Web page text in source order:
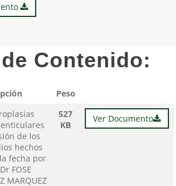
Contenido:
Peso
de los
hechos
fecha por
FOSE
MARQUEZ
527
KB
Ver Documento